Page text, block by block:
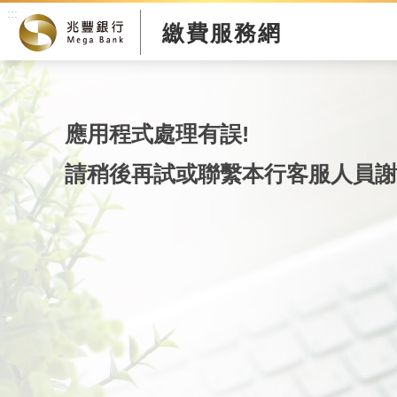
:::
繳費服務網
應用程式處理有誤!
請稍後再試或聯繫本行客服人員